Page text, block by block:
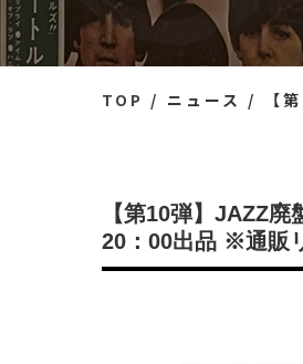
TOP ニュース 【
【第10弾】JAZZ
20：00出品 ※通販